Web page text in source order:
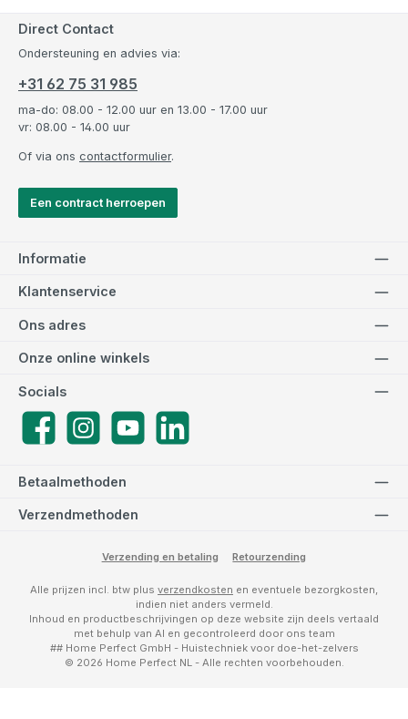
Direct Contact
Ondersteuning en advies via:
+31 62 75 31 985
ma-do: 08.00 - 12.00 uur en 13.00 - 17.00 uur
vr: 08.00 - 14.00 uur
Of via ons contactformulier.
Een contract herroepen
Informatie
Klantenservice
Betaalmethoden
Verzendmethoden
Ons adres
Socials
FacebookInstagramYouTube LinkedIn
Onze online winkels
Verzending en betaling Retourzending
Alle prijzen incl. btw plus verzendkosten en eventuele bezorgkosten,
indien niet anders vermeld.
Inhoud en productbeschrijvingen op deze website zijn deels vertaald
met behulp van AI en gecontroleerd door ons team
## Home Perfect GmbH - Huistechniek voor doe-het-zelvers
© 2026 Home Perfect NL - Alle rechten voorbehouden.